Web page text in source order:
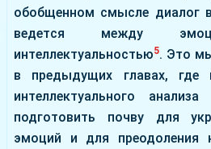
обобщенном смысле диалог в
ведется между
интеллектуальностью5. Это
в предыдущих главах,
интеллектуального
подготовить почву для
эмоций и для преодоления